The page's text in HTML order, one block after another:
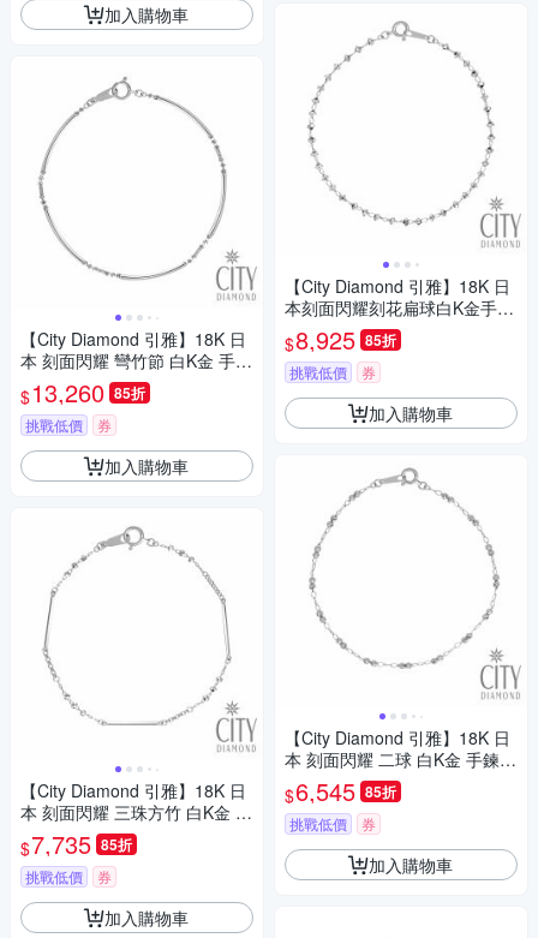
加入購物車
【City Diamond 引雅】18K 日
本 刻面閃耀 彎竹節 白K金 手鍊
(東京Yuki表參道系列)
$13,260 85折
挑戰低價 券
加入購物車
【City Diamond 引雅】18K 日
本 刻面閃耀 三珠方竹 白K金 手
鍊 (東京Yuki表參道系列)
$7,735 85折
挑戰低價 券
加入購物車
【City Diamond 引雅】18K 日
本刻面閃耀刻花扁球白K金手鍊
(東京Yuki表參道系列)
$8,925 85折
挑戰低價 券
加入購物車
【City Diamond 引雅】18K 日
本 刻面閃耀 二球 白K金 手鍊
(東京Yuki表參道系列)
$6,545 85折
挑戰低價 券
加入購物車